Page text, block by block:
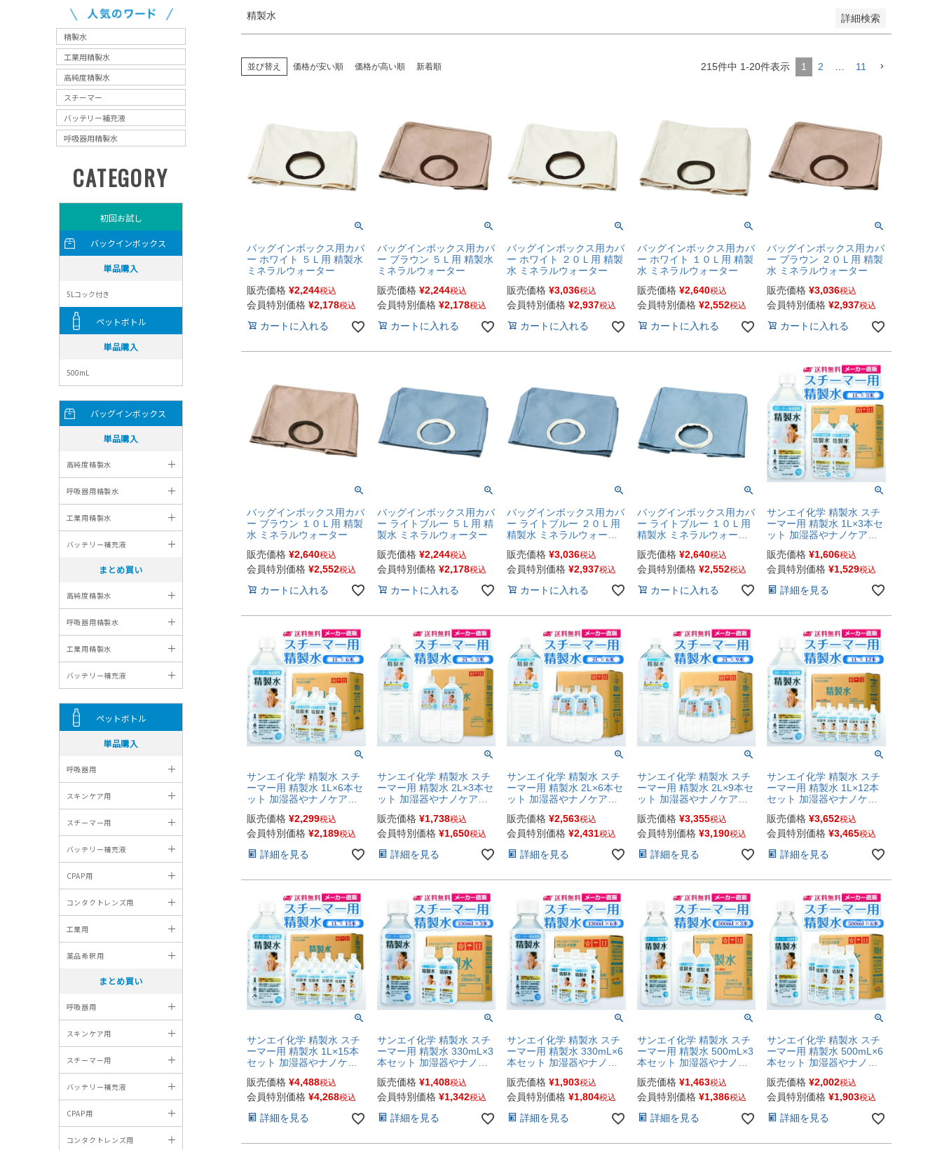
精製水 詳細検索
並び替え 価格が安い順 価格が高い順 新着順 215件中 1-20件表示 1 2 11
バッグインボックス用カバ
ー ホワイト ５Ｌ用 精製水
ミネラルウォーター
販売価格 ¥2,244税込
会員特別価格 ¥2,178税込
カートに入れる
バッグインボックス用カバ
ー ブラウン ５Ｌ用 精製水
ミネラルウォーター
販売価格 ¥2,244税込
会員特別価格 ¥2,178税込
カートに入れる
バッグインボックス用カバ
ー ホワイト ２０Ｌ用 精製
水 ミネラルウォーター
販売価格 ¥3,036税込
会員特別価格 ¥2,937税込
カートに入れる
バッグインボックス用カバ
ー ホワイト １０Ｌ用 精製
水 ミネラルウォーター
販売価格 ¥2,640税込
会員特別価格 ¥2,552税込
カートに入れる
バッグインボックス用カバ
ー ブラウン ２０Ｌ用 精製
水 ミネラルウォーター
販売価格 ¥3,036税込
会員特別価格 ¥2,937税込
カートに入れる
バッグインボックス用カバ
ー ブラウン １０Ｌ用 精製
水 ミネラルウォーター
販売価格 ¥2,640税込
会員特別価格 ¥2,552税込
カートに入れる
バッグインボックス用カバ
ー ライトブルー ５Ｌ用 精
製水 ミネラルウォーター
販売価格 ¥2,244税込
会員特別価格 ¥2,178税込
カートに入れる
バッグインボックス用カバ
ー ライトブルー ２０Ｌ用
精製水 ミネラルウォータ
販売価格 ¥3,036税込
会員特別価格 ¥2,937税込
カートに入れる
バッグインボックス用カバ
ー ライトブルー １０Ｌ用
精製水 ミネラルウォータ
販売価格 ¥2,640税込
会員特別価格 ¥2,552税込
カートに入れる
サンエイ化学 精製水 スチ
ーマー用 精製水 1L×3本セ
ット 加湿器やナノケア、
| 【送料無料】 オートクレ
ーブ スチーム 吸引 吸入器
ペットボトル 高純度精製
水 超純水 せいせいすい 日
販売価格 ¥1,606税込
会員特別価格 ¥1,529税込
詳細を見る
サンエイ化学 精製水 スチ
ーマー用 精製水 1L×6本セ
ット 加湿器やナノケア、
| 【送料無料】 オートクレ
ーブ スチーム 吸引 吸入器
ペットボトル 高純度精製
水 超純水 せいせいすい 日
販売価格 ¥2,299税込
会員特別価格 ¥2,189税込
詳細を見る
サンエイ化学 精製水 スチ
ーマー用 精製水 2L×3本セ
ット 加湿器やナノケア、
| 【送料無料】 オートクレ
ーブ スチーム 吸引 吸入器
ペットボトル 高純度精製
水 超純水 せいせいすい 日
販売価格 ¥1,738税込
会員特別価格 ¥1,650税込
詳細を見る
サンエイ化学 精製水 スチ
ーマー用 精製水 2L×6本セ
ット 加湿器やナノケア、
| 【送料無料】 オートクレ
ーブ スチーム 吸引 吸入器
ペットボトル 高純度精製
水 超純水 せいせいすい 日
販売価格 ¥2,563税込
会員特別価格 ¥2,431税込
詳細を見る
サンエイ化学 精製水 スチ
ーマー用 精製水 2L×9本セ
ット 加湿器やナノケア、
| 【送料無料】 オートクレ
ーブ スチーム 吸引 吸入器
ペットボトル 高純度精製
水 超純水 せいせいすい 日
販売価格 ¥3,355税込
会員特別価格 ¥3,190税込
詳細を見る
サンエイ化学 精製水 スチ
ーマー用 精製水 1L×12本
セット 加湿器やナノケ
どに | 【送料無料】 オー
トクレーブ スチーム 吸引
ットン ペットボトル 高純
ン交換水 超純水 せいせい
販売価格 ¥3,652税込
会員特別価格 ¥3,465税込
詳細を見る
サンエイ化学 精製水 スチ
ーマー用 精製水 1L×15本
セット 加湿器やナノケ
どに | 【送料無料】 オー
トクレーブ スチーム 吸引
ットン ペットボトル 高純
ン交換水 超純水 せいせい
販売価格 ¥4,488税込
会員特別価格 ¥4,268税込
詳細を見る
サンエイ化学 精製水 スチ
ーマー用 精製水 330mL×3
本セット 加湿器やナノケ
どに | 【送料無料】 オー
トクレーブ スチーム 吸引
ットン ペットボトル 高純
ン交換水 超純水 せいせい
販売価格 ¥1,408税込
会員特別価格 ¥1,342税込
詳細を見る
サンエイ化学 精製水 スチ
ーマー用 精製水 330mL×6
本セット 加湿器やナノケ
どに | 【送料無料】 オー
トクレーブ スチーム 吸引
ットン ペットボトル 高純
ン交換水 超純水 せいせい
販売価格 ¥1,903税込
会員特別価格 ¥1,804税込
詳細を見る
サンエイ化学 精製水 スチ
ーマー用 精製水 500mL×3
本セット 加湿器やナノケ
どに | 【送料無料】 オー
トクレーブ スチーム 吸引
ットン ペットボトル 高純
ン交換水 超純水 せいせい
販売価格 ¥1,463税込
会員特別価格 ¥1,386税込
詳細を見る
サンエイ化学 精製水 スチ
ーマー用 精製水 500mL×6
本セット 加湿器やナノケ
どに | 【送料無料】 オー
トクレーブ スチーム 吸引
ットン ペットボトル 高純
ン交換水 超純水 せいせい
販売価格 ¥2,002税込
会員特別価格 ¥1,903税込
詳細を見る